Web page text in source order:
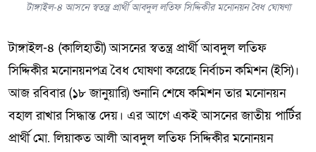
টাঙ্গাইল-৪ আসনে স্বতন্ত্র প্রার্থী আবদুল লতিফ সিদ্দিকীর মনোনয়ন বৈধ ঘোষণা
টাঙ্গাইল-৪ (কালিহাতী) আসনের স্বতন্ত্র প্রার্থী আবদুল লতিফ
সিদ্দিকীর মনোনয়নপত্র বৈধ ঘোষণা করেছে নির্বাচন কমিশন (ইসি)।
আজ রবিবার (১৮ জানুয়ারি) শুনানি শেষে কমিশন তার মনোনয়ন
বহাল রাখার সিদ্ধান্ত দেয়। এর আগে একই আসনের জাতীয় পার্টির
প্রার্থী মো. লিয়াকত আলী আবদুল লতিফ সিদ্দিকীর মনোনয়ন